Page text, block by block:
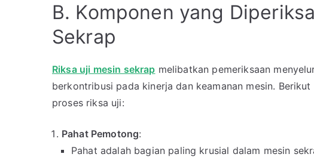
B. Komponen yang
Sekrap
Riksa uji mesin sekrap melibatkan pemeriksaan
berkontribusi pada kinerja dan keamanan mesin.
proses riksa uji:
Pahat Pemotong:
Pahat adalah bagian paling krusial dalam mesin